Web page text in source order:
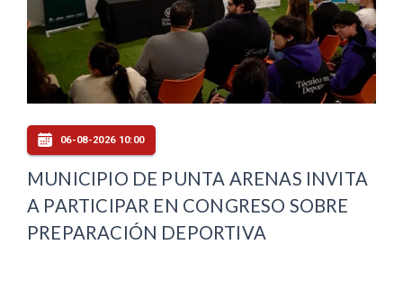
06-08-2026 10:00
MUNICIPIO DE PUNTA ARENAS INVITA
A PARTICIPAR EN CONGRESO SOBRE
PREPARACIÓN DEPORTIVA